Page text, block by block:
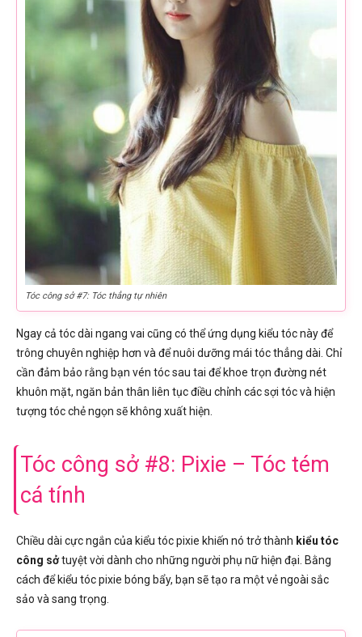
Tóc công sở #7: Tóc thẳng tự nhiên
Ngay cả tóc dài ngang vai cũng có thể ứng dụng kiểu tóc này để
trông chuyên nghiệp hơn và để nuôi dưỡng mái tóc thẳng dài. Chỉ
cần đảm bảo rằng bạn vén tóc sau tai để khoe trọn đường nét
khuôn mặt, ngăn bản thân liên tục điều chỉnh các sợi tóc và hiện
tượng tóc chẻ ngọn sẽ không xuất hiện.
Tóc công sở #8: Pixie – Tóc tém
cá tính
Chiều dài cực ngắn của kiểu tóc pixie khiến nó trở thành kiểu tóc
công sởtuyệt vời dành cho những người phụ nữ hiện đại. Bằng
cách để kiểu tóc pixie bóng bẩy, bạn sẽ tạo ra một vẻ ngoài sắc
sảo và sang trọng.